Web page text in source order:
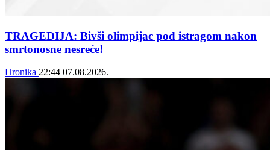
TRAGEDIJA: Bivši olimpijac pod istragom nakon
smrtonosne nesreće!
Hronika 22:44 07.08.2026.